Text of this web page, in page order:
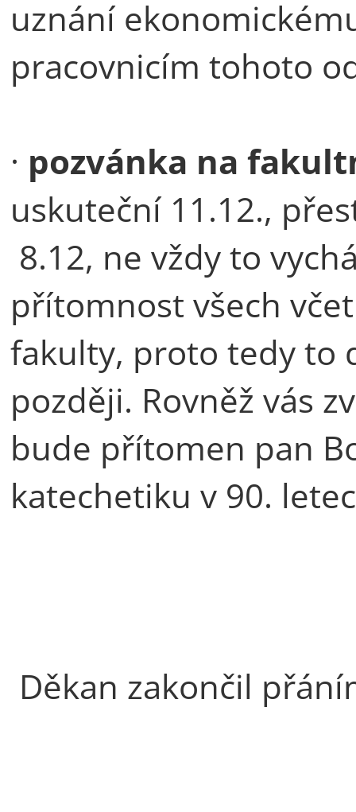
uznání
pracovnicím tohoto
· pozvánka na
uskuteční 11.12.,
8.12, ne vždy to
přítomnost všech
fakulty, proto tedy to
později. Rovněž vás
bude přítomen pan
katechetiku v 90.
Děkan zakončil